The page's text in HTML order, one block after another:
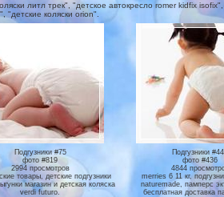
литл трек", "детское автокресло romer kidfix
"детские коляски orion".
Подгузники #75
фото #819
2994 просмотров
товары, детские подгузники
магазин и детская коляска
verdi futuro.
Подгузники
фото #436
4844
merries 6 11 кг,
naturemade, памперс
бесплатная доставка